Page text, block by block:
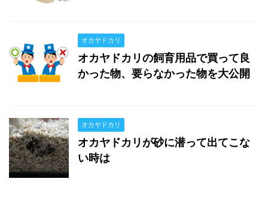
オカヤドカリ
オカヤドカリの飼育用品で買って良
かった物、要らなかった物を大公開
オカヤドカリ
オカヤドカリが砂に潜って出てこな
い時は